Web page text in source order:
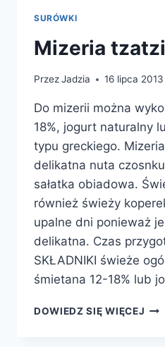
SURÓWKI
Mizeria
PrzezJadzia 16 lipca 2013
Do mizerii można
18%, jogurt naturalny
typu greckiego.
delikatna nuta
sałatka obiadowa.
również świeży
upalne dni ponieważ
delikatna. Czas
SKŁADNIKI świeże
śmietana 12-18% lub
DOWIEDZ SIĘ WIĘCEJ